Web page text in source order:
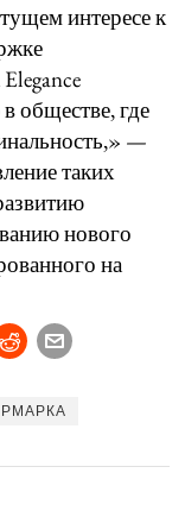
интересе к
обществе, где
—
таких
нового
на